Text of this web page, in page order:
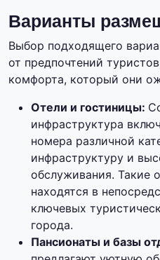
Варианты
Выбор подходящего
от предпочтений
комфорта, который они
Отели и гостиницы:
инфраструктура
номера различной
инфраструктуру и
обслуживания. Такие
находятся в
ключевых
города.
Пансионаты и базы